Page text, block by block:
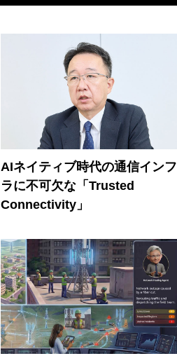
AIネイティブ時代の通信インフ
ラに不可欠な「Trusted
Connectivity」